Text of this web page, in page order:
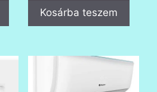
345000 Ft.
was:
423000 Ft.
is:
Kosárba teszem